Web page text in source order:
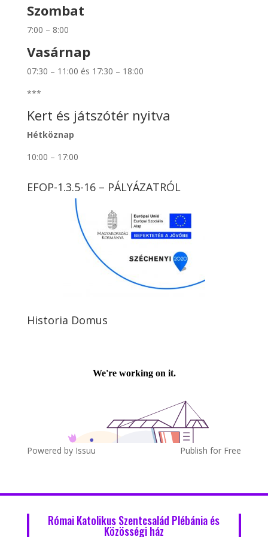
Szombat
7:00 – 8:00
Vasárnap
07:30 – 11:00 és 17:30 – 18:00
***
Kert és játszótér nyitva
Hétköznap
10:00 – 17:00
EFOP-1.3.5-16 – PÁLYÁZATRÓL
Historia Domus
Powered by Issuu Publish for Free
Római Katolikus Szentcsalád Plébánia és
Közösségi ház